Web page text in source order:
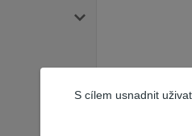
S cílem usnadnit